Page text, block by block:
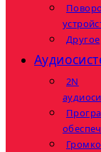
Другое
2N